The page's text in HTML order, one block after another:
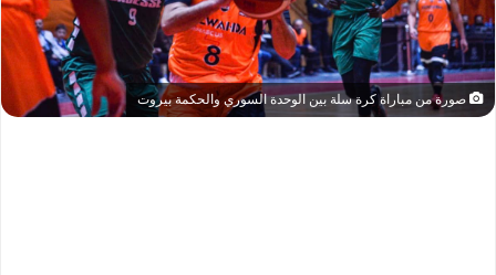
صورة من مباراة كرة سلة بين الوحدة السوري والحكمة بيروت